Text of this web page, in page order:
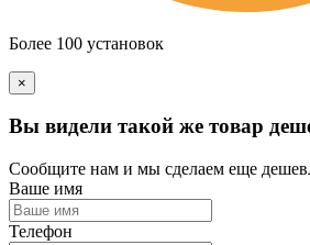
Более 100 установок
×
Вы видели такой же товар
Сообщите нам и мы сделаем еще
Ваше имя
Телефон